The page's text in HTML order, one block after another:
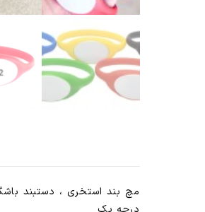
مچ بند استخری ، دستبند